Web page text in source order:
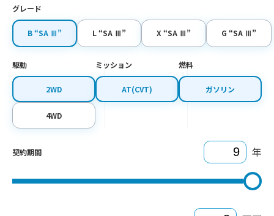
グレード
B “SA Ⅲ” L “SA Ⅲ” X “SA Ⅲ” G “SA Ⅲ”
駆動
2WD
4WD
ミッション
AT(CVT)
燃料
ガソリン
契約期間 年